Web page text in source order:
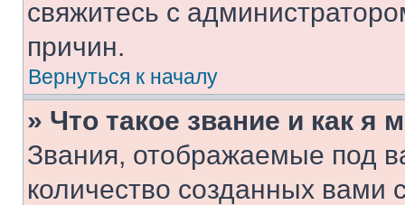
свяжитесь с
причин.
Вернуться к началу
» Что такое звание и как я
Звания, отображаемые под
количество созданных